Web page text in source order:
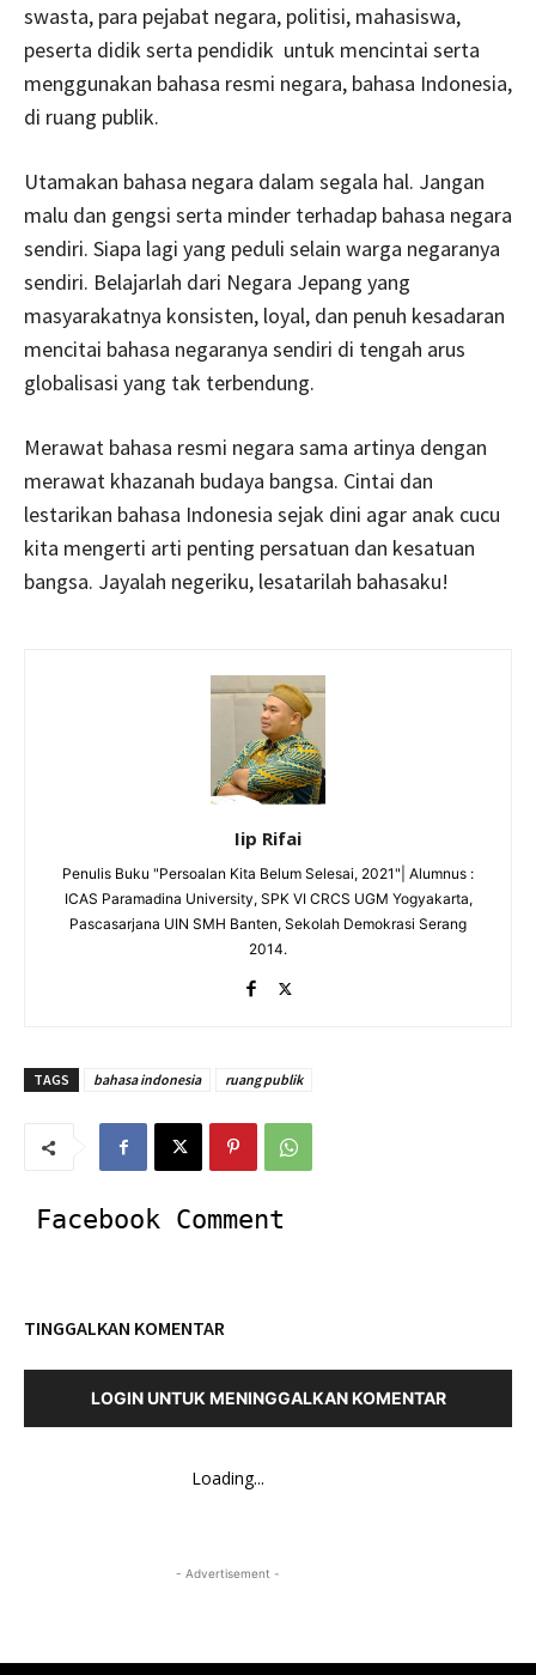
swasta, para pejabat negara, politisi, mahasiswa,
peserta didik serta pendidik untuk mencintai serta
menggunakan bahasa resmi negara, bahasa Indonesia,
di ruang publik.
Utamakan bahasa negara dalam segala hal. Jangan
malu dan gengsi serta minder terhadap bahasa negara
sendiri. Siapa lagi yang peduli selain warga negaranya
sendiri. Belajarlah dari Negara Jepang yang
masyarakatnya konsisten, loyal, dan penuh kesadaran
mencitai bahasa negaranya sendiri di tengah arus
globalisasi yang tak terbendung.
Merawat bahasa resmi negara sama artinya dengan
merawat khazanah budaya bangsa. Cintai dan
lestarikan bahasa Indonesia sejak dini agar anak cucu
kita mengerti arti penting persatuan dan kesatuan
bangsa. Jayalah negeriku, lesatarilah bahasaku!
Iip Rifai
Penulis Buku "Persoalan Kita Belum Selesai, 2021"| Alumnus :
ICAS Paramadina University, SPK VI CRCS UGM Yogyakarta,
Pascasarjana UIN SMH Banten, Sekolah Demokrasi Serang
2014.
TAGS bahasa indonesia ruang publik
Facebook Comment
TINGGALKAN KOMENTAR
LOGIN UNTUK MENINGGALKAN KOMENTAR
Loading...
- Advertisement -